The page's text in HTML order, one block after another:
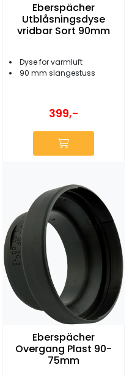
Eberspächer
Utblåsningsdyse
vridbar Sort 90mm
Dyse for varmluft
90 mm slangestuss
399,-
Eberspächer
Overgang Plast 90-
75mm